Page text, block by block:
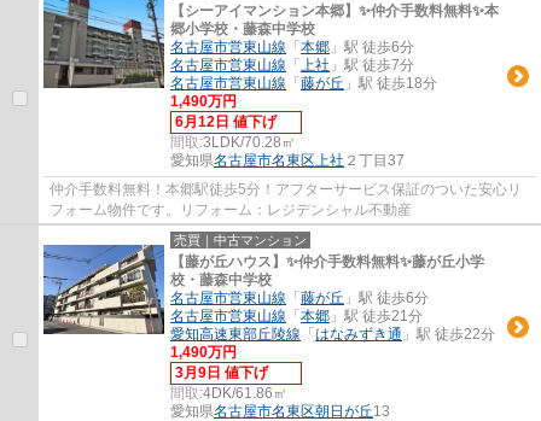
【シーアイマンション本郷】✨️仲介手数料無料✨️本
郷小学校・藤森中学校
名古屋市営東山線 「 本郷 」駅 徒歩6分
名古屋市営東山線 「 上社 」駅 徒歩7分
名古屋市営東山線 「 藤が丘 」駅 徒歩18分
1,490万円
6月12日 値下げ
間取:3LDK/70.28㎡
愛知県名古屋市名東区上社 ２丁目37
仲介手数料無料！本郷駅徒歩5分！アフターサービス保証のついた安心リ
フォーム物件です。リフォーム：レジデンシャル不動産
売買｜中古マンション
【藤が丘ハウス】✨️仲介手数料無料✨️藤が丘小学
校・藤森中学校
名古屋市営東山線 「 藤が丘 」駅 徒歩6分
名古屋市営東山線 「 本郷 」駅 徒歩21分
愛知高速東部丘陵線 「 はなみずき通 」駅 徒歩22分
1,490万円
3月9日 値下げ
間取:4DK/61.86㎡
愛知県名古屋市名東区朝日が丘13